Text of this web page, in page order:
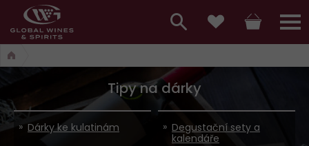
Hlavní
menu,
košík,
vyhledávání,
přihlášení
a
Tipy na dárky
Dárky ke kulatinám
Degustační sety a
kalendáře